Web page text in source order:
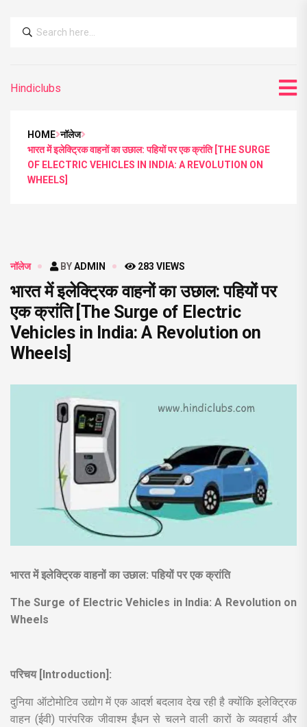
Hindiclubs
HOME नॉलेज
भारत में इलेक्ट्रिक वाहनों का उछाल: पहियों पर एक क्रांति [THE SURGE
OF ELECTRIC VEHICLES IN INDIA: A REVOLUTION ON
WHEELS]
नॉलेज BYADMIN 283 VIEWS
भारत में इलेक्ट्रिक वाहनों का उछाल: पहियों पर
एक क्रांति [The Surge of Electric
Vehicles in India: A Revolution on
Wheels]
भारत में इलेक्ट्रिक वाहनों का उछाल: पहियों पर एक क्रांति
The Surge of Electric Vehicles in India: A Revolution on
Wheels
परिचय [Introduction]:
दुनिया ऑटोमोटिव उद्योग में एक आदर्श बदलाव देख रही है क्योंकि इलेक्ट्रिक
वाहन (ईवी) पारंपरिक जीवाश्म ईंधन से चलने वाली कारों के व्यवहार्य और